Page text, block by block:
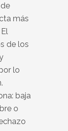
más
de los
lo
baja
o